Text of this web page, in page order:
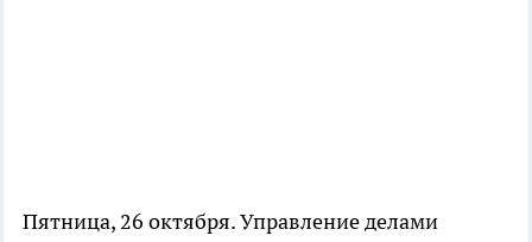
Пятница, 26 октября. Управление делами